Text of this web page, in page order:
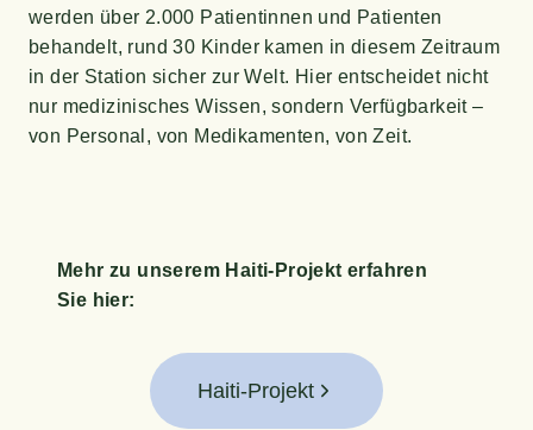
wer­den über 2.000 Pati­en­tin­nen und Pati­en­ten
behan­delt, rund 30 Kin­der kamen in die­sem Zeit­raum
in der Sta­ti­on sicher zur Welt. Hier ent­schei­det nicht
nur medi­zi­ni­sches Wis­sen, son­dern Ver­füg­bar­keit –
von Per­so­nal, von Medi­ka­men­ten, von Zeit.
Mehr zu unse­rem Hai­ti-Pro­jekt erfah­ren
Sie hier:
Haiti-Projekt